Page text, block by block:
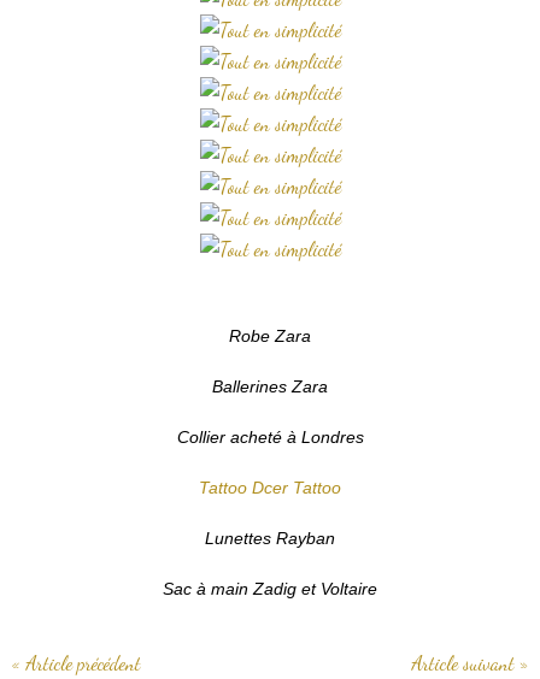
Robe Zara
Ballerines Zara
Collier acheté à Londres
Tattoo Dcer Tattoo
Lunettes Rayban
Sac à main Zadig et Voltaire
« Article précédent
Article suivant »